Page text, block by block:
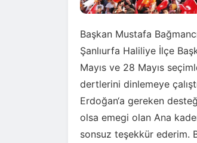
Başkan Mustafa
Şanlıurfa Haliliye İlçe
Mayıs ve 28 Mayıs
dertlerini dinlemeye
Erdoğan‘a gereken
olsa emegi olan Ana
sonsuz teşekkür ederim.